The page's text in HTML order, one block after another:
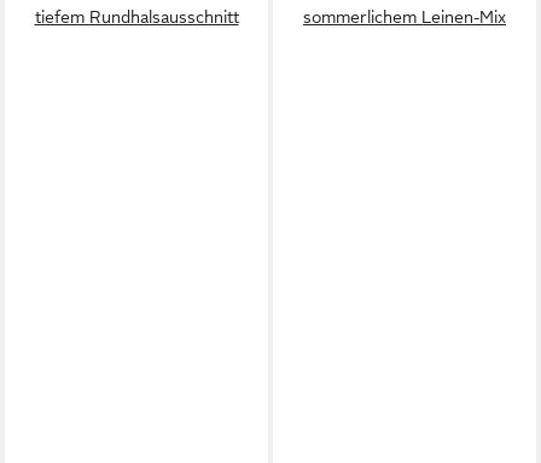
tiefem Rundhalsausschnitt sommerlichem Leinen-Mix